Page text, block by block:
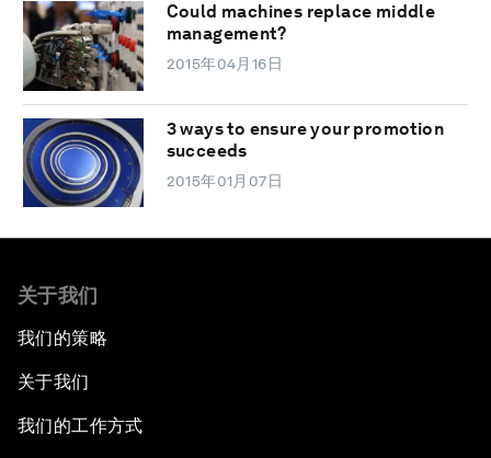
Could machines replace middle
management?
2015年04月16日
3 ways to ensure your promotion
succeeds
2015年01月07日
关于我们
我们的策略
关于我们
我们的工作方式